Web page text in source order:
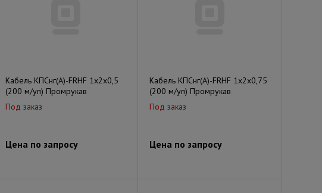
Кабель КПСнг(А)-FRHF 1х2х0,5
(200 м/уп) Промрукав
Под заказ
Цена по запросу
Кабель КПСнг(А)-FRHF 1х2х0,75
(200 м/уп) Промрукав
Под заказ
Цена по запросу